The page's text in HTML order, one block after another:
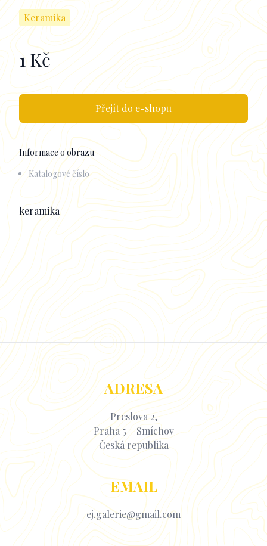
Keramika
Informace k obrazu
1 Kč
Přejít do e-shopu
Informace o obrazu
Katalogové číslo
Popisek
keramika
ADRESA
Preslova 2,
Praha 5 – Smíchov
Česká republika
EMAIL
ej.galerie@gmail.com